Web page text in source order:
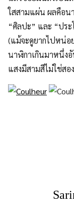
ใสสามแผ่น ผลคือน
“ศิลปะ” และ “ประ
(แม้จะดูยากไปหน่อ
นาฬิกาเกินมาหนึ่งอั
แสงมีสามสีไม่ใช่สอ